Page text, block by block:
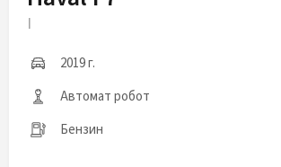
I
2019 г.
Автомат робот
Бензин